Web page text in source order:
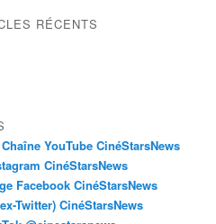
RÉCENTS
YouTube CinéStarsNews
CinéStarsNews
Facebook CinéStarsNews
Twitter) CinéStarsNews